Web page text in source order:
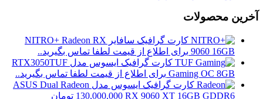
آخرین محصولات
کارت گرافیک سافایر NITRO+ Radeon RX
9060 16GB برای اطلاع از قیمت لطفا تماس بگیرید..
کارت گرافیک ایسوس مدل RTX3050TUF
Gaming OC 8GB برای اطلاع از قیمت لطفا تماس بگیرید..
کارت گرافیک ایسوس مدل ASUS Dual Radeon
RX 9060 XT 16GB GDDR6
130,000,000 تومان